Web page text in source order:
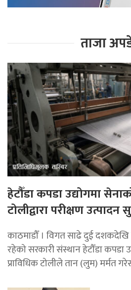
ताजा
हेटौँडा कपडा उद्योगमा
टोलीद्वारा परीक्षण उत्पादन
काठमाडौँ । विगत साढे दुई दशकदेखि
रहेको सरकारी संस्थान हेटौँडा कपडा
प्राविधिक टोलीले तान (लुम) मर्मत